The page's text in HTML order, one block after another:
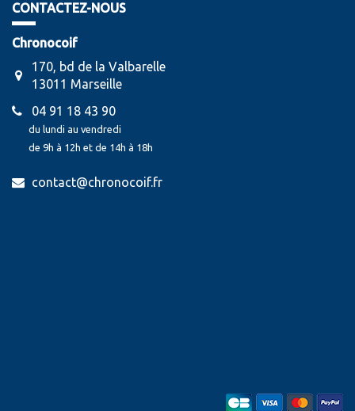
CONTACTEZ-NOUS
Chronocoif
170, bd de la Valbarelle
13011 Marseille
04 91 18 43 90
du lundi au vendredi
de 9h à 12h et de 14h à 18h
contact@chronocoif.fr